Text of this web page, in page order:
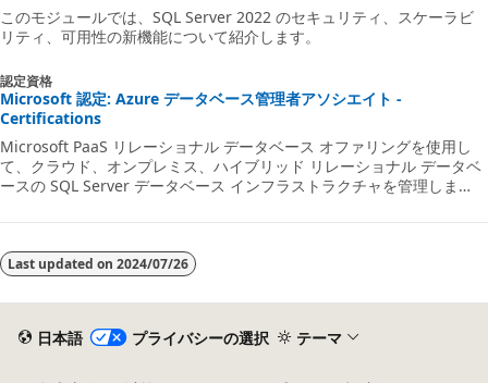
このモジュールでは、SQL Server 2022 のセキュリティ、スケーラビ
リティ、可用性の新機能について紹介します。
認定資格
Microsoft 認定: Azure データベース管理者アソシエイト -
Certifications
Microsoft PaaS リレーショナル データベース オファリングを使用し
て、クラウド、オンプレミス、ハイブリッド リレーショナル データベ
ースの SQL Server データベース インフラストラクチャを管理しま
Last updated on 2024/07/26
日本語 プライバシーの選択 テーマ